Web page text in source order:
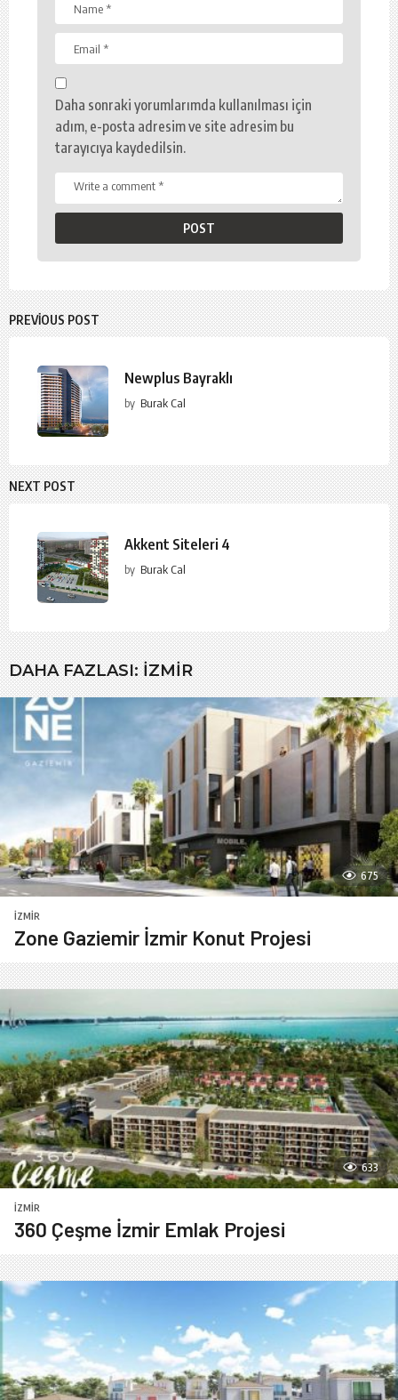
Daha sonraki yorumlarımda kullanılması için
adım, e-posta adresim ve site adresim bu
tarayıcıya kaydedilsin.
PREVIOUS POST
Newplus Bayraklı
by Burak Cal
NEXT POST
Akkent Siteleri 4
by Burak Cal
DAHA FAZLASI:İZMIR
675
İZMIR
Zone Gaziemir İzmir Konut Projesi
633
İZMIR
360 Çeşme İzmir Emlak Projesi